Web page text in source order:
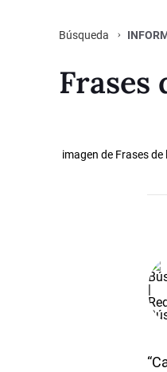
Búsqueda
Frases
imagen de Frases de